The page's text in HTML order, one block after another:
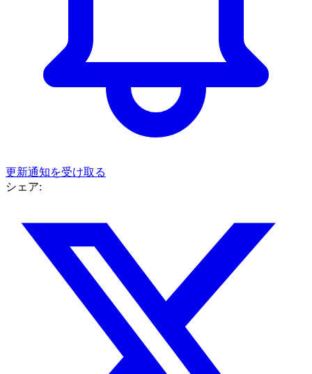
更新通知を受け取る
シェア: